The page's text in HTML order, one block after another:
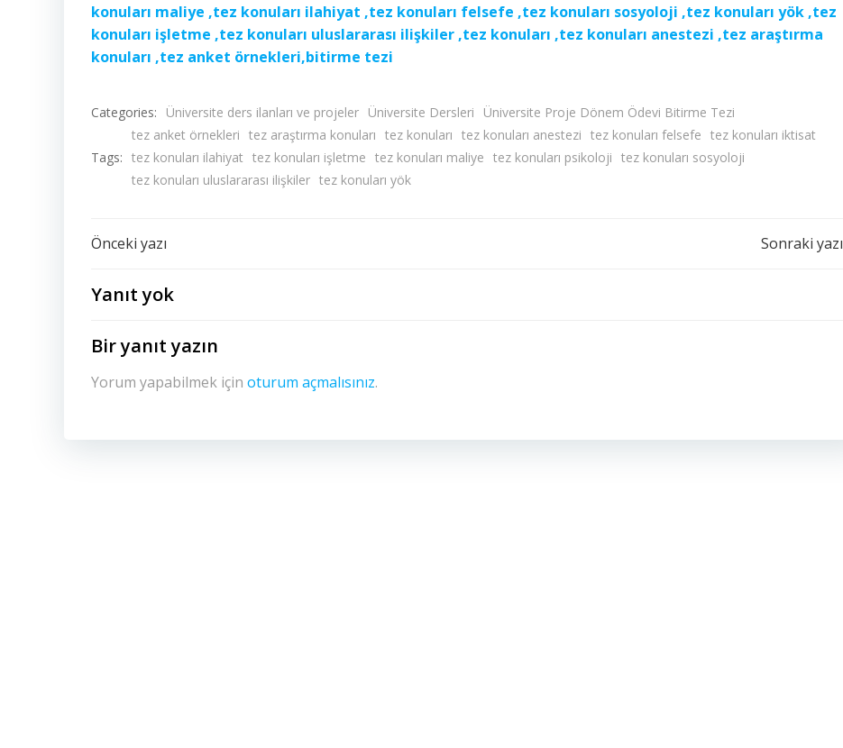
konuları maliye ,tez konuları ilahiyat ,tez konuları felsefe ,tez konuları sosyoloji ,tez konuları yök ,tez
konuları işletme ,tez konuları uluslararası ilişkiler ,tez konuları ,tez konuları anestezi ,tez araştırma
konuları ,tez anket örnekleri,bitirme tezi
Categories: Üniversite ders ilanları ve projeler Üniversite Dersleri Üniversite Proje Dönem Ödevi Bitirme Tezi
Tags:
tez anket örnekleri tez araştırma konuları tez konuları tez konuları anestezi tez konuları felsefe tez konuları iktisat
tez konuları ilahiyat tez konuları işletme tez konuları maliye tez konuları psikoloji tez konuları sosyoloji
tez konuları uluslararası ilişkiler tez konuları yök
Yazı
dolaşımı
Önceki yazı Sonraki yazı
Yanıt yok
Bir yanıt yazın
Yorum yapabilmek için oturum açmalısınız.